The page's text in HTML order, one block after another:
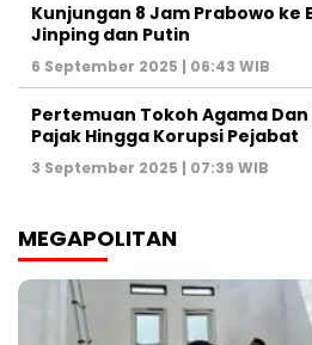
Kunjungan 8 Jam Prabowo ke
Jinping dan Putin
6 September 2025 | 06:43 WIB
Pertemuan Tokoh Agama
Pajak Hingga Korupsi Pejabat
3 September 2025 | 07:39 WIB
MEGAPOLITAN